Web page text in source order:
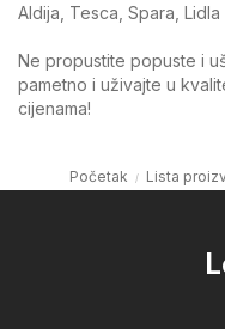
Aldija, Tesca, Spara, Lidla
Ne propustite popuste i
pametno i uživajte u
cijenama!
Početak Lista